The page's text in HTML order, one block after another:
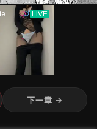
下一章 →